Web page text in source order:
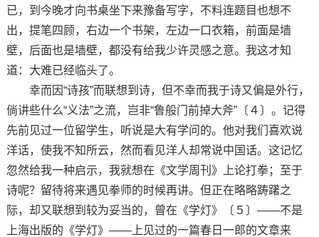
已，到今晚才向书桌坐下来豫备写字，不料连题目也想不
出，提笔四顾，右边一个书架，左边一口衣箱，前面是墙
壁，后面也是墙壁，都没有给我少许灵感之意。我这才知
道：大难已经临头了。
幸而因“诗孩”而联想到诗，但不幸而我于诗又偏是外行，
倘讲些什么“义法”之流，岂非“鲁般门前掉大斧”〔４〕。记得
先前见过一位留学生，听说是大有学问的。他对我们喜欢说
洋话，使我不知所云，然而看见洋人却常说中国话。这记忆
忽然给我一种启示，我就想在《文学周刊》上论打拳；至于
诗呢？留待将来遇见拳师的时候再讲。但正在略略踌躇之
际，却又联想到较为妥当的，曾在《学灯》〔５〕——不是
上海出版的《学灯》——上见过的一篇春日一郎的文章来